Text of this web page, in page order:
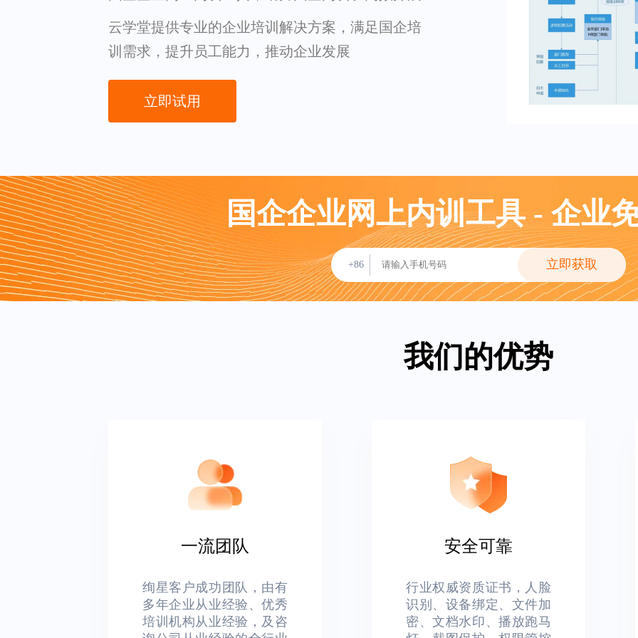
云学堂提供专业的企业培训解决方案，满足国企培
训需求，提升员工能力，推动企业发展
立即试用
国企企业网上内训工具 - 企业
+86 立即获取
我们的优势
一流团队
绚星客户成功团队，由有
多年企业从业经验、优秀
培训机构从业经验，及咨
安全可靠
行业权威资质证书，人脸
识别、设备绑定、文件加
密、文档水印、播放跑马